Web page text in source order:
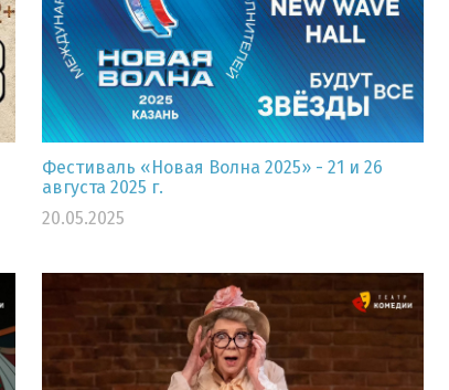
Фестиваль «Новая Волна 2025» - 21 и 26
августа 2025 г.
20.05.2025